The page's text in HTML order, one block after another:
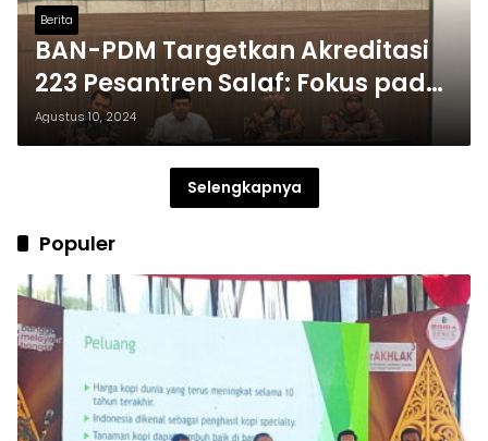
Berita
BAN-PDM Targetkan Akreditasi
223 Pesantren Salaf: Fokus pada
Kualitas Pendidikan
Agustus 10, 2024
Selengkapnya
Populer